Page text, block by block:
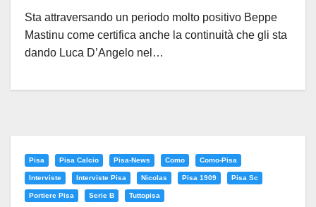
Sta attraversando un periodo molto positivo Beppe
Mastinu come certifica anche la continuità che gli sta
dando Luca D’Angelo nel…
Pisa Pisa Calcio Pisa-News Como Como-Pisa
Interviste Interviste Pisa Nicolas Pisa 1909 Pisa Sc
Portiere Pisa Serie B Tuttopisa